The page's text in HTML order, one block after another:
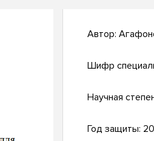
Автор:
Шифр
Научная
Год защиты: